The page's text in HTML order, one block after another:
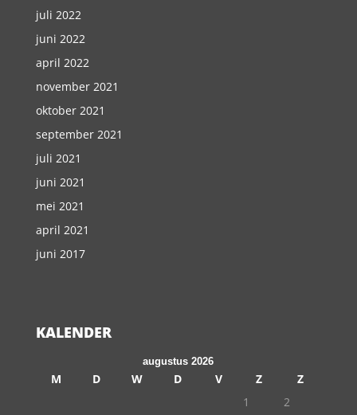
juli 2022
juni 2022
april 2022
november 2021
oktober 2021
september 2021
juli 2021
juni 2021
mei 2021
april 2021
juni 2017
KALENDER
augustus 2026
M D W D V Z
Z
1
2